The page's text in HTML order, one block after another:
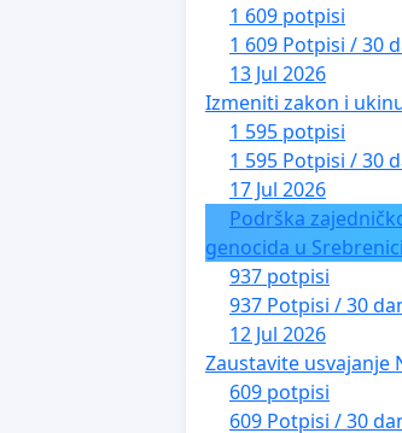
1 609 potpisi
1 609 Potpisi / 30
13 Jul 2026
Izmeniti zakon i
1 595 potpisi
1 595 Potpisi / 30
17 Jul 2026
Podrška
genocida u Srebrenici
937 potpisi
937 Potpisi / 30
12 Jul 2026
Zaustavite
609 potpisi
609 Potpisi / 30